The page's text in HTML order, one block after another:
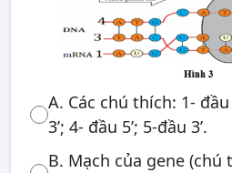
A. Các chú thích: 1- đầu
3’; 4- đầu 5’; 5-đầu 3’.
B. Mạch của gene (chú